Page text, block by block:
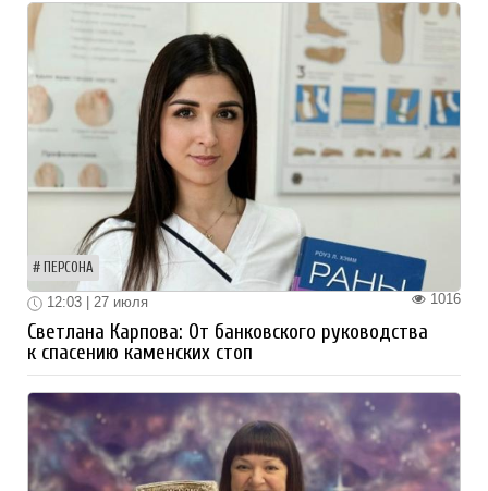
ПЕРСОНА
1016
12:03 | 27 июля
Светлана Карпова: От банковского руководства
к спасению каменских стоп